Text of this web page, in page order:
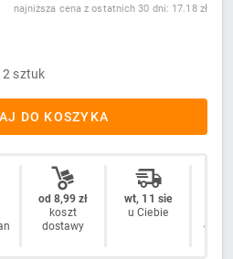
najniższa cena z ostatnich 30 dni: 17.18 zł
2 sztuk
DO KOSZYKA
od 8,99 zł
koszt
dostawy
wt, 11 sie
u Ciebie